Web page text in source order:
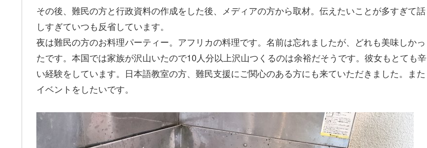
その後、難民の方と行政資料の作成をした後、メディアの方から取材。伝えたいことが多すぎて話
しすぎていつも反省しています。
夜は難民の方のお料理パーティー。アフリカの料理です。名前は忘れましたが、どれも美味しかっ
たです。本国では家族が沢山いたので10人分以上沢山つくるのは余裕だそうです。彼女もとても辛
い経験をしています。日本語教室の方、難民支援にご関心のある方にも来ていただきました。また
イベントをしたいです。